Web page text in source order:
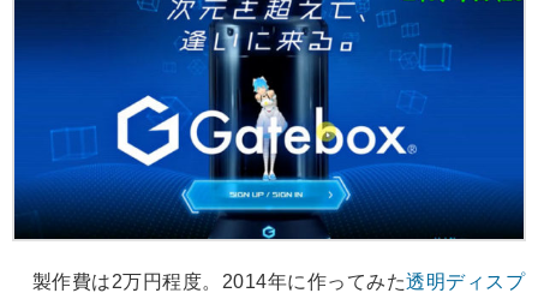
製作費は2万円程度。2014年に作ってみた透明ディスプ